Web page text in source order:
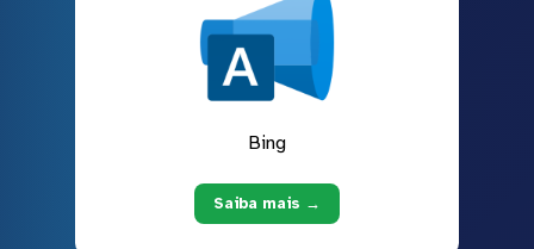
Bing
Saiba mais →